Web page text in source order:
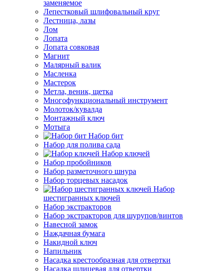
заменяемое
Лепестковый шлифовальный круг
Лестница, лазы
Лом
Лопата
Лопата совковая
Магнит
Малярный валик
Масленка
Мастерок
Метла, веник, щетка
Многофункциональный инструмент
Молоток/кувалда
Монтажный ключ
Мотыга
Набор бит
Набор для полива сада
Набор ключей
Набор пробойников
Набор разметочного шнура
Набор торцевых насадок
Набор
шестигранных ключей
Набор экстракторов
Набор экстракторов для шурупов/винтов
Навесной замок
Наждачная бумага
Накидной ключ
Напильник
Насадка крестообразная для отвертки
Насадка шлицевая для отвертки